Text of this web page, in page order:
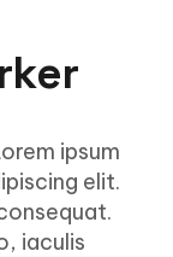
ipsum
elit.
iaculis